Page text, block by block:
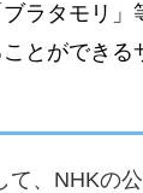
ラタモリ」
とができる
て、NHKの